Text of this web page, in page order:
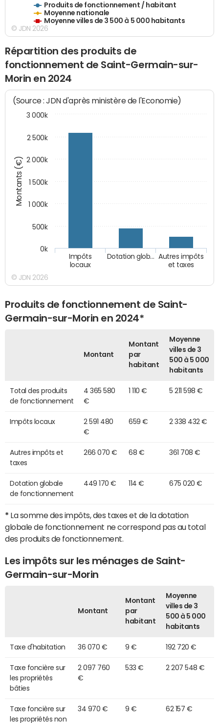
Produits de fonctionnement / habitant
Moyenne nationale
Moyenne villes de 3 500 à 5 000 habitants
© JDN 2026
Répartition des produits de
fonctionnement de Saint-Germain-sur-
Morin en 2024
Montants (€)
(Source : JDN d'après ministère de l'Economie)
Autres impôts
et taxes
Dotation glob…
Impôts
locaux
0k
500k
1 000k
1 500k
2 000k
2 500k
3 000k
© JDN 2026
Produits de fonctionnement de Saint-
Germain-sur-Morin en 2024*
Montant
Montant
par
habitant
Moyenne
villes de 3
500 à 5 000
habitants
Total des produits
de fonctionnement
4 365 580
€
1 110 € 5 211 598 €
Impôts locaux
2 591 480
€
659 € 2 338 432 €
Autres impôts et
taxes
266 070 € 68 € 361 708 €
Dotation globale
de fonctionnement
449 170 € 114 € 675 020 €
* La somme des impôts, des taxes et de la dotation
globale de fonctionnement ne correspond pas au total
des produits de fonctionnement.
Les impôts sur les ménages de Saint-
Germain-sur-Morin
Montant
Montant
par
habitant
Moyenne
villes de 3
500 à 5 000
habitants
Taxe d'habitation 36 070 € 9 € 192 720 €
Taxe foncière sur
les propriétés
bâties
2 097 760
€
533 € 2 207 548 €
Taxe foncière sur
les propriétés non
34 970 € 9 € 62 157 €